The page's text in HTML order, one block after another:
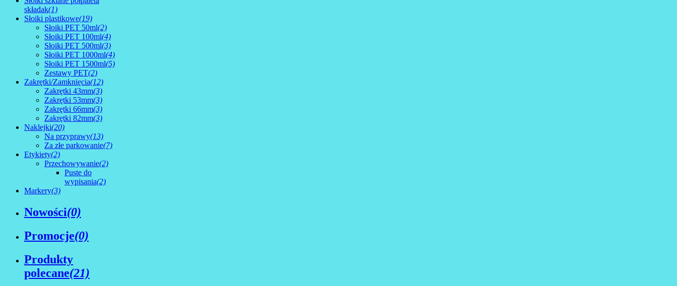
składak(1)
Słoiki plastikowe(19)
Słoiki PET 50ml(2)
Słoiki PET 100ml(4)
Słoiki PET 500ml(3)
Słoiki PET 1000ml(4)
Słoiki PET 1500ml(5)
Zestawy PET(2)
Zakrętki/Zamknięcia(12)
Zakrętki 43mm(3)
Zakrętki 53mm(3)
Zakrętki 66mm(3)
Zakrętki 82mm(3)
Naklejki(20)
Na przyprawy(13)
Za złe parkowanie(7)
Etykiety(2)
Przechowywanie(2)
Puste do
wypisania(2)
Markery(3)
Nowości(0)
Promocje(0)
Produkty
polecane(21)